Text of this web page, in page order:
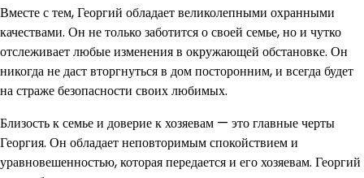
Вместе с тем, Георгий обладает великолепными охранными
качествами. Он не только заботится о своей семье, но и чутко
отслеживает любые изменения в окружающей обстановке. Он
никогда не даст вторгнуться в дом посторонним, и всегда будет
на страже безопасности своих любимых.
Близость к семье и доверие к хозяевам — это главные черты
Георгия. Он обладает неповторимым спокойствием и
уравновешенностью, которая передается и его хозяевам. Георгий